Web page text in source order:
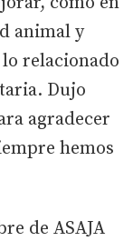
animal y
relacionado
Dujo
agradecer
hemos
de ASAJA